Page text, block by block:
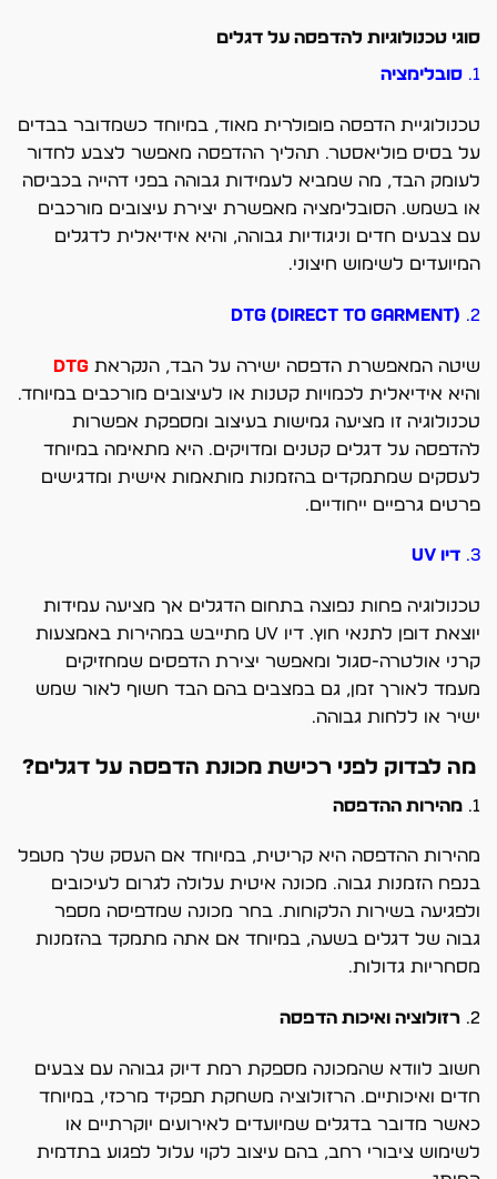
סוגי טכנולוגיות להדפסה על דגלים
1. סובלימציה
טכנולוגיית הדפסה פופולרית מאוד, במיוחד כשמדובר בבדים
על בסיס פוליאסטר. תהליך ההדפסה מאפשר לצבע לחדור
לעומק הבד, מה שמביא לעמידות גבוהה בפני דהייה בכביסה
או בשמש. הסובלימציה מאפשרת יצירת עיצובים מורכבים
עם צבעים חדים וניגודיות גבוהה, והיא אידיאלית לדגלים
המיועדים לשימוש חיצוני.
2.
DTG (Direct to Garment)
שיטה המאפשרת הדפסה ישירה על הבד, הנקראת DTG
והיא אידיאלית לכמויות קטנות או לעיצובים מורכבים במיוחד.
טכנולוגיה זו מציעה גמישות בעיצוב ומספקת אפשרות
להדפסה על דגלים קטנים ומדויקים. היא מתאימה במיוחד
לעסקים שמתמקדים בהזמנות מותאמות אישית ומדגישים
פרטים גרפיים ייחודיים.
3. דיו UV
טכנולוגיה פחות נפוצה בתחום הדגלים אך מציעה עמידות
יוצאת דופן לתנאי חוץ. דיו UV מתייבש במהירות באמצעות
קרני אולטרה-סגול ומאפשר יצירת הדפסים שמחזיקים
מעמד לאורך זמן, גם במצבים בהם הבד חשוף לאור שמש
ישיר או ללחות גבוהה.
מה לבדוק לפני רכישת מכונת הדפסה על דגלים?
1. מהירות ההדפסה
מהירות ההדפסה היא קריטית, במיוחד אם העסק שלך מטפל
בנפח הזמנות גבוה. מכונה איטית עלולה לגרום לעיכובים
ולפגיעה בשירות הלקוחות. בחר מכונה שמדפיסה מספר
גבוה של דגלים בשעה, במיוחד אם אתה מתמקד בהזמנות
מסחריות גדולות.
2. רזולוציה ואיכות הדפסה
חשוב לוודא שהמכונה מספקת רמת דיוק גבוהה עם צבעים
חדים ואיכותיים. הרזולוציה משחקת תפקיד מרכזי, במיוחד
כאשר מדובר בדגלים שמיועדים לאירועים יוקרתיים או
לשימוש ציבורי רחב, בהם עיצוב לקוי עלול לפגוע בתדמית